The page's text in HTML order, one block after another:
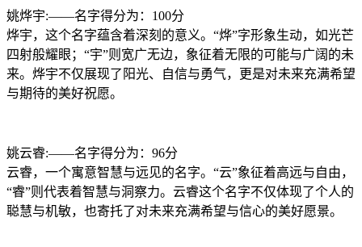
姚烨宇:——名字得分为：100分
烨宇，这个名字蕴含着深刻的意义。“烨”字形象生动，如光芒
四射般耀眼；“宇”则宽广无边，象征着无限的可能与广阔的未
来。烨宇不仅展现了阳光、自信与勇气，更是对未来充满希望
与期待的美好祝愿。
姚云睿:——名字得分为：96分
云睿，一个寓意智慧与远见的名字。“云”象征着高远与自由，
“睿”则代表着智慧与洞察力。云睿这个名字不仅体现了个人的
聪慧与机敏，也寄托了对未来充满希望与信心的美好愿景。